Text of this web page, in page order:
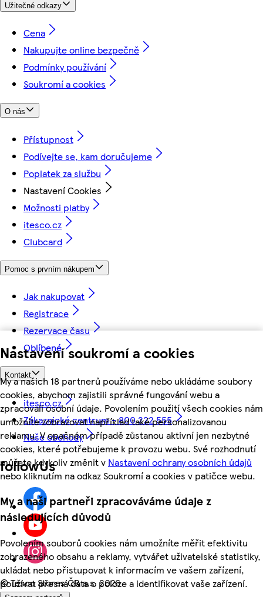
Nastavení soukromí a cookies
My a našich 18 partnerů používáme nebo ukládáme soubory
cookies, abychom zajistili správné fungování webu a
zpracovali osobní údaje. Povolením použití všech cookies nám
umožníte zobrazovat například také personalizovanou
reklamu. V opačném případě zůstanou aktivní jen nezbytné
cookies, které potřebujeme k provozu webu. Své rozhodnutí
můžete kdykoliv změnit v Nastavení ochrany osobních údajů
nebo kliknutím na odkaz Soukromí a cookies v patičce webu.
My a naši partneři zpracováváme údaje z
následujících důvodů
Povolením souborů cookies nám umožníte měřit efektivitu
zobrazeného obsahu a reklamy, vytvářet uživatelské statistiky,
ukládat nebo přistupovat k informacím ve vašem zařízení,
používat přesná data o poloze a identifikovat vaše zařízení.
Užitečné odkazy
Cena
Nakupujte online bezpečně
Podmínky používání
Soukromí a cookies
O nás
Přístupnost
Podívejte se, kam doručujeme
Poplatek za službu
Nastavení Cookies
Možnosti platby
itesco.cz
Clubcard
Pomoc s prvním nákupem
Jak nakupovat
Registrace
Rezervace času
Oblíbené
Kontakt
itesco.cz
Zákaznické centrum - 800 222 555
Naše obchody
followUs
©Tesco Stores ČR a.s. 2026